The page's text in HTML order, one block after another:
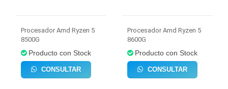
Procesador Amd Ryzen 5
8500G
Producto con Stock
CONSULTAR
Procesador Amd Ryzen 5
8600G
Producto con Stock
CONSULTAR